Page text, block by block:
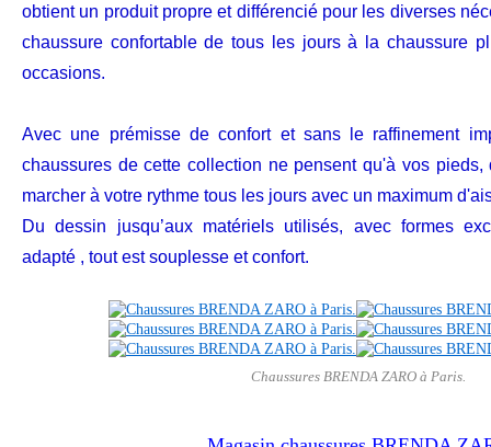
obtient un produit propre et différencié pour les diverses
chaussure confortable de tous les jours à la chaussure
occasions.
Avec une prémisse de confort et sans le raffinement
chaussures de cette collection ne pensent qu'à vos
marcher à votre rythme tous les jours avec un maximum
Du dessin jusqu’aux matériels utilisés, avec formes
adapté , tout est souplesse et confort.
Chaussures BRENDA ZARO à Paris.